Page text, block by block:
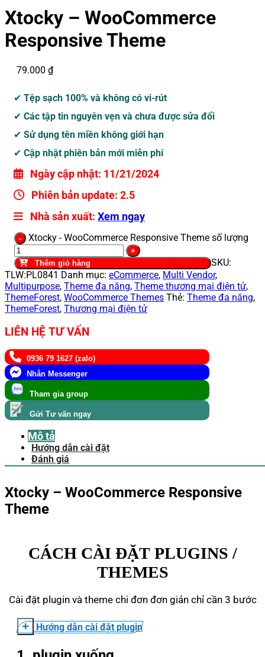
Xtocky – WooCommerce
Responsive Theme
79.000 ₫
✔ Tệp sạch 100% và không có vi-rút
✔ Các tập tin nguyên vẹn và chưa được sửa đổi
✔ Sử dụng tên miền không giới hạn
✔ Cập nhật phiên bản mới miễn phí
Ngày cập nhật: 11/21/2024
Phiên bản update: 2.5
Nhà sản xuất: Xem ngay
Xtocky - WooCommerce Responsive Theme số lượng
Thêm giỏ hàng
SKU:
TLW:PL0841 Danh mục: eCommerce, Multi Vendor,
Multipurpose, Theme đa năng, Theme thương mại điện tử,
ThemeForest, WooCommerce Themes Thẻ: Theme đa năng,
ThemeForest, Thương mại điện tử
LIÊN HỆ TƯ VẤN
0936 79 1627 (zalo)
Nhắn Messenger
Tham gia group
Gửi Tư vấn ngay
Mô tả
Hướng dẫn cài đặt
Đánh giá
Xtocky – WooCommerce Responsive
Theme
CÁCH CÀI ĐẶT PLUGINS /
THEMES
Cài đặt plugin và theme chi đơn đơn giản chỉ cần 3 bước
Hướng dẫn cài đặt plugin